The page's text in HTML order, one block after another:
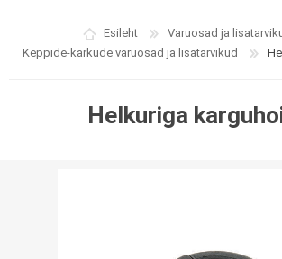
Esileht
Varuosad ja
Keppide-karkude varuosad ja lisatarvikud
Helkuriga